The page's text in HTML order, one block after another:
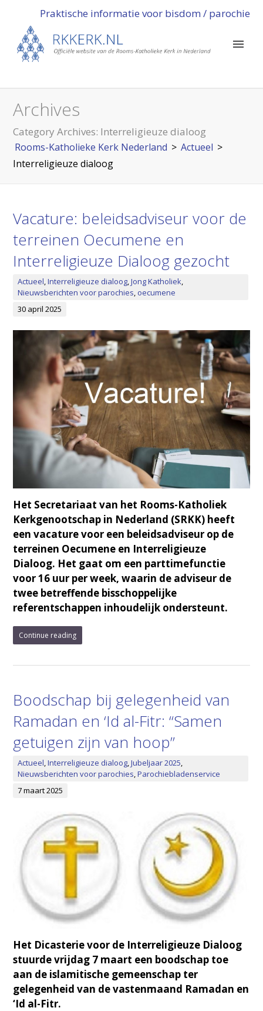
Praktische informatie voor bisdom / parochie
Archives
Category Archives: Interreligieuze dialoog
Rooms-Katholieke Kerk Nederland > Actueel >
Interreligieuze dialoog
Vacature: beleidsadviseur voor de
terreinen Oecumene en
Interreligieuze Dialoog gezocht
Actueel,Interreligieuze dialoog,Jong Katholiek,
Nieuwsberichten voor parochies, oecumene
30 april 2025
Het Secretariaat van het Rooms-Katholiek
Kerkgenootschap in Nederland (SRKK) heeft
een vacature voor een beleidsadviseur op de
terreinen Oecumene en Interreligieuze
Dialoog. Het gaat om een parttimefunctie
voor 16 uur per week, waarin de adviseur de
twee betreffende bisschoppelijke
referentschappen inhoudelijk ondersteunt.
Continue reading
Boodschap bij gelegenheid van
Ramadan en ‘Id al-Fitr: “Samen
getuigen zijn van hoop”
Actueel,Interreligieuze dialoog,Jubeljaar 2025,
Nieuwsberichten voor parochies,Parochiebladenservice
7 maart 2025
Het Dicasterie voor de Interreligieuze Dialoog
stuurde vrijdag 7 maart een boodschap toe
aan de islamitische gemeenschap ter
gelegenheid van de vastenmaand Ramadan en
‘Id al-Fitr.